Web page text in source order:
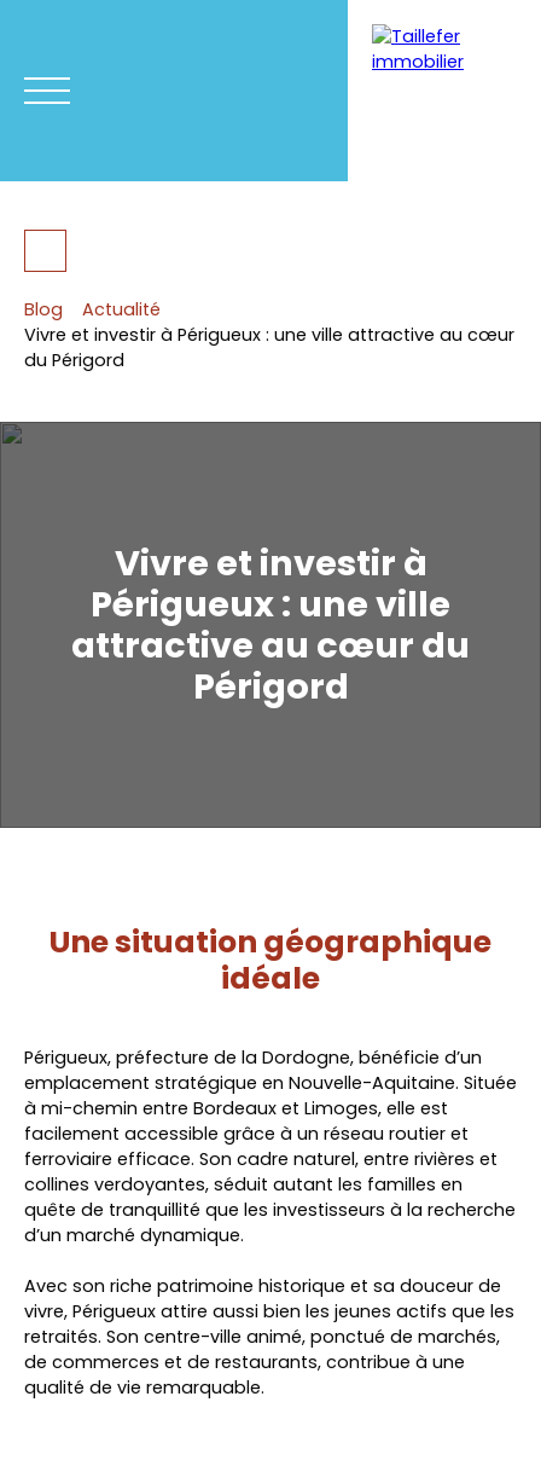
Blog
Actualité
Vivre et investir à Périgueux : une ville attractive au cœur
du Périgord
Vivre et investir à
Périgueux : une ville
attractive au cœur du
Périgord
Une situation géographique
idéale
Périgueux, préfecture de la Dordogne, bénéficie d’un
emplacement stratégique en Nouvelle-Aquitaine. Située
à mi-chemin entre Bordeaux et Limoges, elle est
facilement accessible grâce à un réseau routier et
ferroviaire efficace. Son cadre naturel, entre rivières et
collines verdoyantes, séduit autant les familles en
quête de tranquillité que les investisseurs à la recherche
d’un marché dynamique.
Avec son riche patrimoine historique et sa douceur de
vivre, Périgueux attire aussi bien les jeunes actifs que les
retraités. Son centre-ville animé, ponctué de marchés,
de commerces et de restaurants, contribue à une
qualité de vie remarquable.